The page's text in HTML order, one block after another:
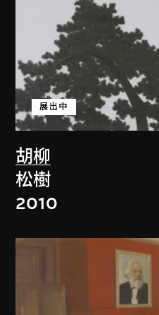
胡柳
展出中
松樹
2010